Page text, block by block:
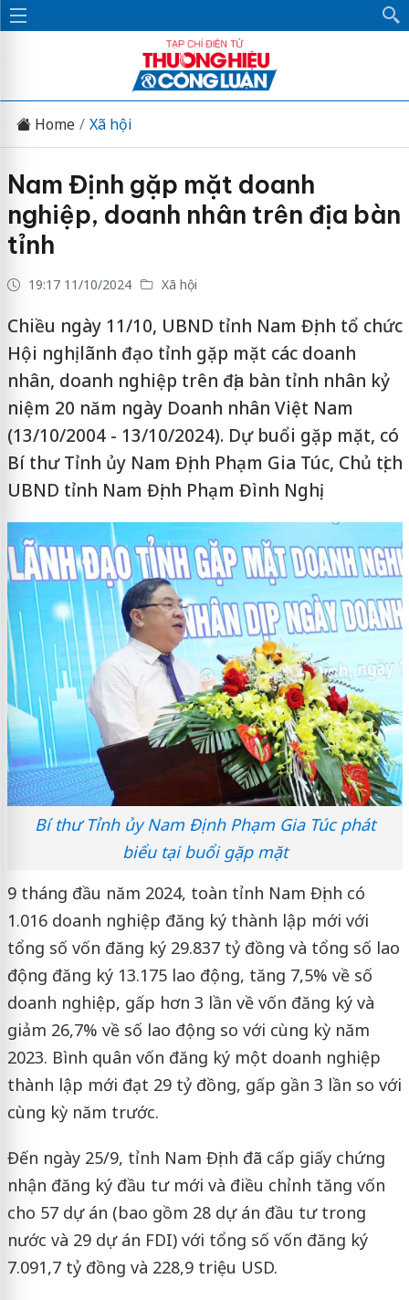
Home Xã hội
Nam Định gặp mặt doanh
nghiệp, doanh nhân trên địa bàn
tỉnh
19:17 11/10/2024 Xã hội
Chiều ngày 11/10, UBND tỉnh Nam Định tổ chức
Hội nghị lãnh đạo tỉnh gặp mặt các doanh
nhân, doanh nghiệp trên địa bàn tỉnh nhân kỷ
niệm 20 năm ngày Doanh nhân Việt Nam
(13/10/2004 - 13/10/2024). Dự buổi gặp mặt, có
Bí thư Tỉnh ủy Nam Định Phạm Gia Túc, Chủ tịch
UBND tỉnh Nam Định Phạm Đình Nghị.
Bí thư Tỉnh ủy Nam Định Phạm Gia Túc phát
biểu tại buổi gặp mặt
9 tháng đầu năm 2024, toàn tỉnh Nam Định có
1.016 doanh nghiệp đăng ký thành lập mới với
tổng số vốn đăng ký 29.837 tỷ đồng và tổng số lao
động đăng ký 13.175 lao động, tăng 7,5% về số
doanh nghiệp, gấp hơn 3 lần về vốn đăng ký và
giảm 26,7% về số lao động so với cùng kỳ năm
2023. Bình quân vốn đăng ký một doanh nghiệp
thành lập mới đạt 29 tỷ đồng, gấp gần 3 lần so với
cùng kỳ năm trước.
Đến ngày 25/9, tỉnh Nam Định đã cấp giấy chứng
nhận đăng ký đầu tư mới và điều chỉnh tăng vốn
cho 57 dự án (bao gồm 28 dự án đầu tư trong
nước và 29 dự án FDI) với tổng số vốn đăng ký
7.091,7 tỷ đồng và 228,9 triệu USD.